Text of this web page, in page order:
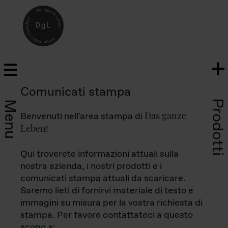
Menu Prodotti
Comunicati stampa
Benvenuti nell'area stampa di Das ganze
Leben!
Qui troverete informazioni attuali sulla
nostra azienda, i nostri prodotti e i
comunicati stampa attuali da scaricare.
Saremo lieti di fornirvi materiale di testo e
immagini su misura per la vostra richiesta di
stampa. Per favore contattateci a questo